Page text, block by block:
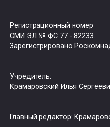
Регистрационный номер
СМИ ЭЛ № ФС 77 - 82233.
Зарегистрировано
Учредитель:
Крамаровский Илья
Главный редактор: